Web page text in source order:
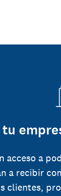
acceso a
a recibir
clientes,